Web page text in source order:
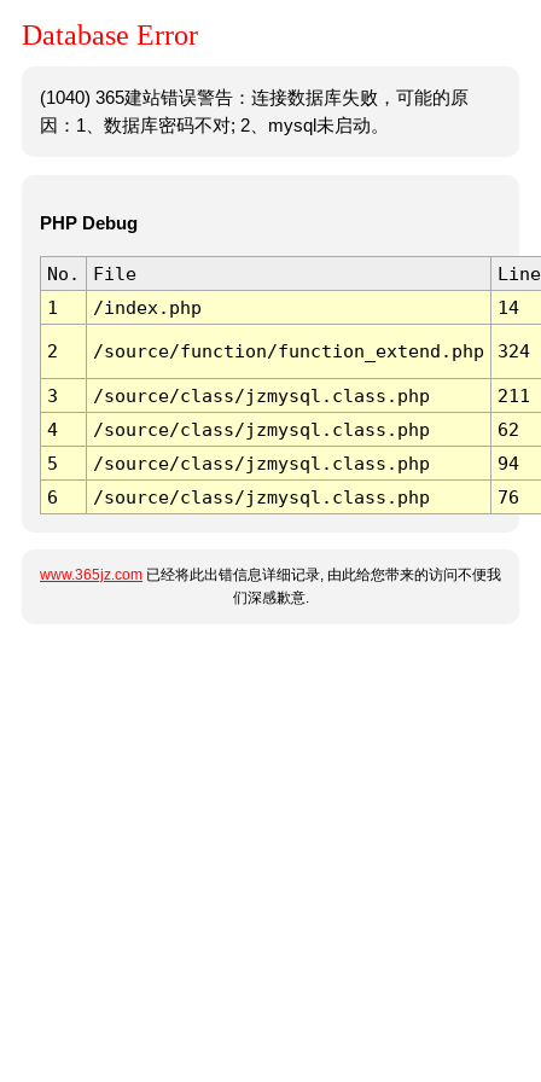
Database Error
(1040) 365建站错误警告：连接数据库失败，可能的原
因：1、数据库密码不对; 2、mysql未启动。
PHP Debug
No. File
Line
1
/index.php 14
2 /source/function/function_extend.php 324
3 /source/class/jzmysql.class.php
211
4
/source/class/jzmysql.class.php
62
5
/source/class/jzmysql.class.php
94
6
/source/class/jzmysql.class.php 76
www.365jz.com 已经将此出错信息详细记录, 由此给您带来的访问不便我
们深感歉意.